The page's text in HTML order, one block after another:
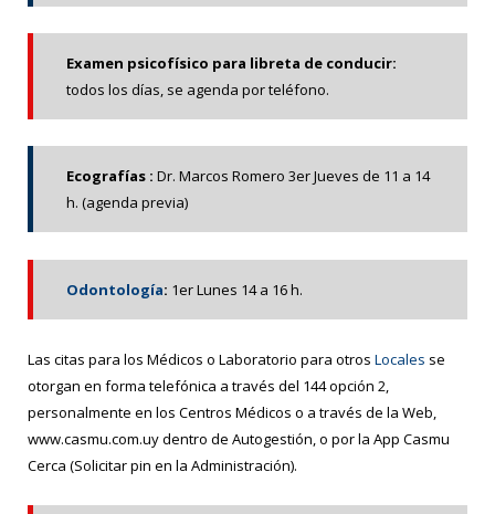
Examen psicofísico para libreta de conducir:
todos los días, se agenda por teléfono.
Ecografías : Dr. Marcos Romero 3erJueves de 11 a 14
h. (agenda previa)
Odontología: 1er Lunes 14 a 16 h.
Las citas para los Médicos o Laboratorio para otros Locales se
otorgan en forma telefónica a través del 144 opción 2,
personalmente en los Centros Médicos o a través de la Web,
www.casmu.com.uy dentro de Autogestión, o por la App Casmu
Cerca (Solicitar pin en la Administración).